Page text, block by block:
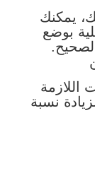
يمكنك
بوضع
اللازمة
نسبة